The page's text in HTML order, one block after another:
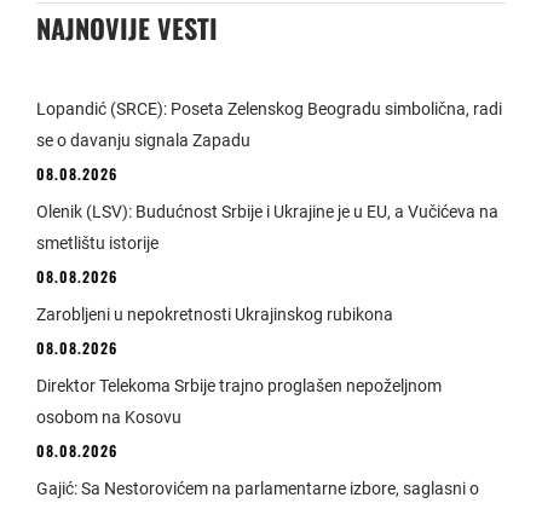
NAJNOVIJE VESTI
Lopandić (SRCE): Poseta Zelenskog Beogradu simbolična, radi
se o davanju signala Zapadu
08.08.2026
Olenik (LSV): Budućnost Srbije i Ukrajine je u EU, a Vučićeva na
smetlištu istorije
08.08.2026
Zarobljeni u nepokretnosti Ukrajinskog rubikona
08.08.2026
Direktor Telekoma Srbije trajno proglašen nepoželjnom
osobom na Kosovu
08.08.2026
Gajić: Sa Nestorovićem na parlamentarne izbore, saglasni o